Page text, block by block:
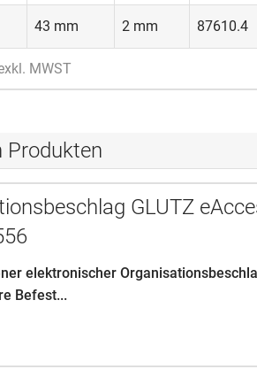
43 mm 2 mm 87610.4
MWST
Produkten
GLUTZ
elektronischer
Befest...